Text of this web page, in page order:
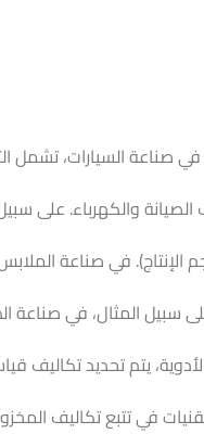
في صناعة السيارات، تشمل
الصيانة والكهرباء. على
الإنتاج). في صناعة
سبيل المثال، في صناعة
يتم تحديد تكاليف
في تتبع تكاليف